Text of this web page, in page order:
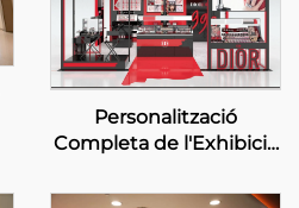
Personalització
Completa de l'Exhibició
Botiga Emergent de